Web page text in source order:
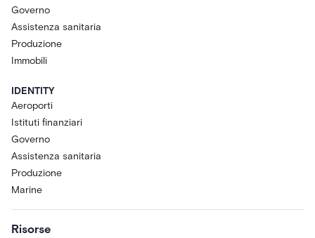
Governo
Assistenza sanitaria
Produzione
Immobili
IDENTITY
Aeroporti
Istituti finanziari
Governo
Assistenza sanitaria
Produzione
Marine
Risorse